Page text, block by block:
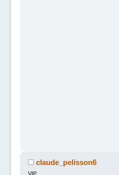
claude_pelisson6
VIP